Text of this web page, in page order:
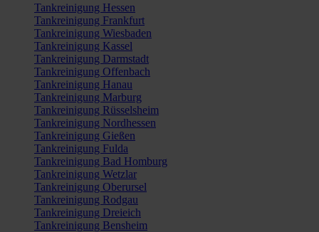
Tankreinigung Hessen
Tankreinigung Frankfurt
Tankreinigung Wiesbaden
Tankreinigung Kassel
Tankreinigung Darmstadt
Tankreinigung Offenbach
Tankreinigung Hanau
Tankreinigung Marburg
Tankreinigung Rüsselsheim
Tankreinigung Nordhessen
Tankreinigung Gießen
Tankreinigung Fulda
Tankreinigung Bad Homburg
Tankreinigung Wetzlar
Tankreinigung Oberursel
Tankreinigung Rodgau
Tankreinigung Dreieich
Tankreinigung Bensheim